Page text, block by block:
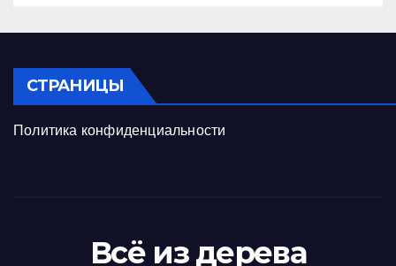
СТРАНИЦЫ
Политика конфиденциальности
Всё из дерева